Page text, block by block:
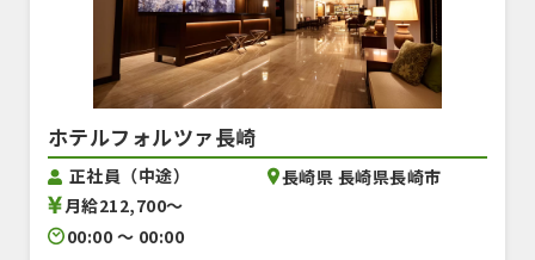
ホテルフォルツァ長崎
正社員（中途）
月給212,700〜
00:00 〜 00:00
長崎県 長崎県長崎市